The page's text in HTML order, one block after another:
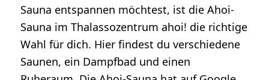
Sauna entspannen möchtest, ist die Ahoi-
Sauna im Thalassozentrum ahoi! die richtige
Wahl für dich. Hier findest du verschiedene
Saunen, ein Dampfbad und einen